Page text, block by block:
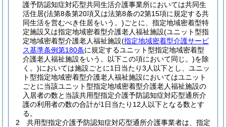
護予防認知症対応型共同生活介護事業所においては共同生
活住居(法第8条第20項又は法第8条の2第15項に規定する共
同生活を営むべき住居をいう。)ごとに、指定地域密着型特
定施設又は指定地域密着型介護老人福祉施設(ユニット型指
定地域密着型介護老人福祉施設(指定地域密着型介護サービ
ス基準条例第180条に規定するユニット型指定地域密着型
介護老人福祉施設をいう。以下この項において同じ。)を除
く。)においては施設ごとに1日当たり3人以下とし、ユニッ
ト型指定地域密着型介護老人福祉施設においてはユニット
ごとに当該ユニット型指定地域密着型介護老人福祉施設の
入居者の数と当該共用型指定介護予防認知症対応型通所介
護の利用者の数の合計が1日当たり12人以下となる数とす
る。
2
共用型指定介護予防認知症対応型通所介護事業者は、指定